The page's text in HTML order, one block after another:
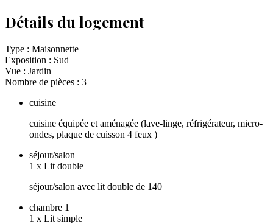
Détails du logement
Type : Maisonnette
Exposition : Sud
Vue : Jardin
Nombre de pièces : 3
cuisine
cuisine équipée et aménagée (lave-linge, réfrigérateur, micro-
ondes, plaque de cuisson 4 feux )
séjour/salon
1 x Lit double
séjour/salon avec lit double de 140
chambre 1
1 x Lit simple